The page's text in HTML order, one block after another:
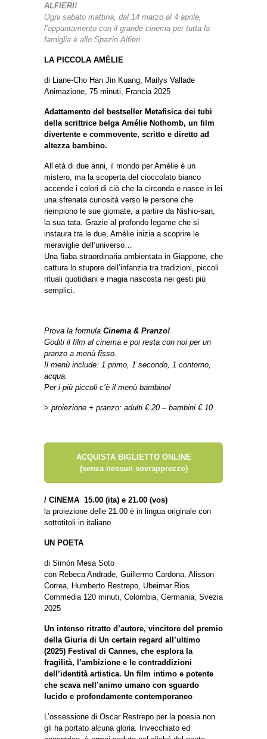
ALFIERI!
Ogni sabato mattina, dal 14 marzo al 4 aprile,
l’appuntamento con il grande cinema per tutta la
famiglia è allo Spazio Alfieri
LA PICCOLA AMÉLIE
di Liane-Cho Han Jin Kuang, Mailys Vallade
Animazione, 75 minuti, Francia 2025
Adattamento del bestseller Metafisica dei tubi
della scrittrice belga Amélie Nothomb, un film
divertente e commovente, scritto e diretto ad
altezza bambino.
All’età di due anni, il mondo per Amélie è un
mistero, ma la scoperta del cioccolato bianco
accende i colori di ciò che la circonda e nasce in lei
una sfrenata curiosità verso le persone che
riempiono le sue giornate, a partire da Nishio-san,
la sua tata. Grazie al profondo legame che si
instaura tra le due, Amélie inizia a scoprire le
meraviglie dell’universo…
Una fiaba straordinaria ambientata in Giappone, che
cattura lo stupore dell’infanzia tra tradizioni, piccoli
rituali quotidiani e magia nascosta nei gesti più
semplici.
Prova la formula Cinema & Pranzo!
Goditi il film al cinema e poi resta con noi per un
pranzo a menù fisso.
Il menù include: 1 primo, 1 secondo, 1 contorno,
acqua.
Per i più piccoli c’è il menù bambino!
> proiezione + pranzo: adulti € 20 – bambini € 10
ACQUISTA BIGLIETTO ONLINE
(senza nessun sovrapprezzo)
/ CINEMA 15.00 (ita) e 21.00 (vos)
la proiezione delle 21.00 è in lingua originale con
sottotitoli in italiano
UN POETA
di Simón Mesa Soto
con Rebeca Andrade, Guillermo Cardona, Alisson
Correa, Humberto Restrepo, Ubeimar Rios
Commedia 120 minuti, Colombia, Germania, Svezia
2025
Un intenso ritratto d’autore, vincitore del premio
della Giuria di Un certain regard all’ultimo
(2025) Festival di Cannes, che esplora la
fragilità, l’ambizione e le contraddizioni
dell’identità artistica. Un film intimo e potente
che scava nell’animo umano con sguardo
lucido e profondamente contemporaneo
L’ossessione di Oscar Restrepo per la poesia non
gli ha portato alcuna gloria. Invecchiato ed